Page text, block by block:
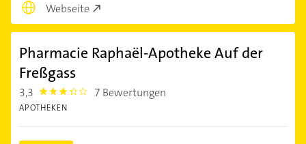
Webseite
Pharmacie Raphaël-Apotheke Auf der
Freßgass
3,3 3.3 7 Bewertungen
APOTHEKEN